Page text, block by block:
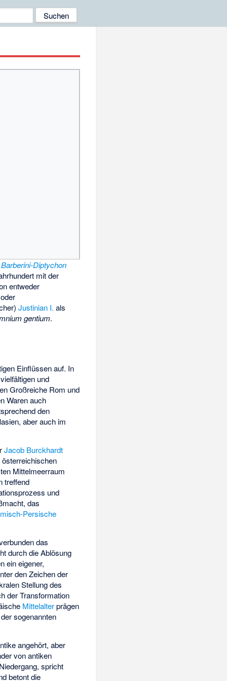
Barberini-Diptychon
mit der
entweder
Justinian I. als
gentium.
Einflüssen auf. In
und
Großreiche Rom und
Waren auch
den
aber auch im
Jacob Burckhardt
Mittelmeerraum
treffend
und
das
Persische
das
durch die Ablösung
ein eigener,
den Zeichen der
Stellung des
der Transformation
Mittelalterprägen
sogenannten
angehört, aber
von antiken
spricht
betont die